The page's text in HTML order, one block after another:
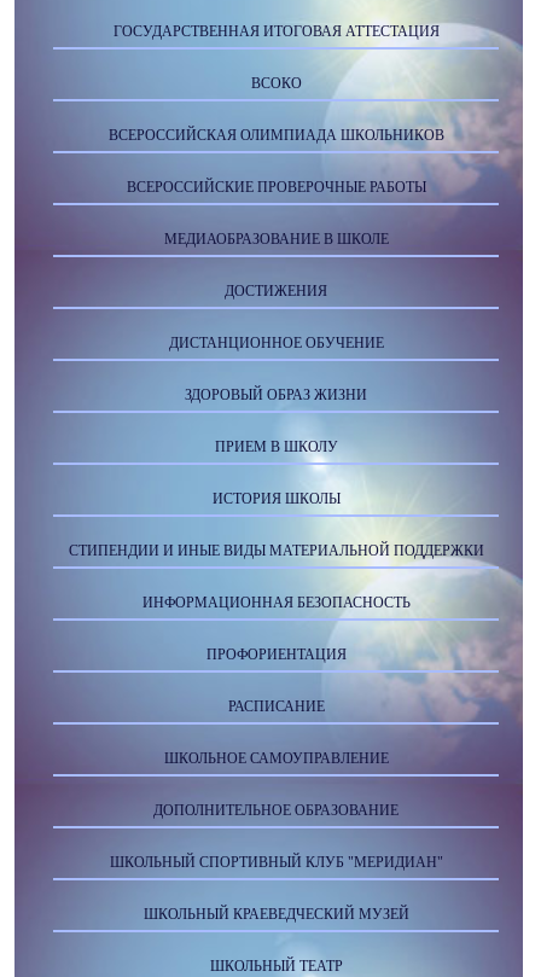
ГОСУДАРСТВЕННАЯ ИТОГОВАЯ АТТЕСТАЦИЯ
ВСОКО
ВСЕРОССИЙСКАЯ ОЛИМПИАДА ШКОЛЬНИКОВ
ВСЕРОССИЙСКИЕ ПРОВЕРОЧНЫЕ РАБОТЫ
МЕДИАОБРАЗОВАНИЕ В ШКОЛЕ
ДОСТИЖЕНИЯ
ДИСТАНЦИОННОЕ ОБУЧЕНИЕ
ЗДОРОВЫЙ ОБРАЗ ЖИЗНИ
ПРИЕМ В ШКОЛУ
ИСТОРИЯ ШКОЛЫ
СТИПЕНДИИ И ИНЫЕ ВИДЫ МАТЕРИАЛЬНОЙ ПОДДЕРЖКИ
ИНФОРМАЦИОННАЯ БЕЗОПАСНОСТЬ
ПРОФОРИЕНТАЦИЯ
РАСПИСАНИЕ
ШКОЛЬНОЕ САМОУПРАВЛЕНИЕ
ДОПОЛНИТЕЛЬНОЕ ОБРАЗОВАНИЕ
ШКОЛЬНЫЙ СПОРТИВНЫЙ КЛУБ "МЕРИДИАН"
ШКОЛЬНЫЙ КРАЕВЕДЧЕСКИЙ МУЗЕЙ
ШКОЛЬНЫЙ ТЕАТР